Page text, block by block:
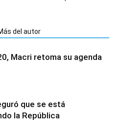
del autor
Macri retoma su agenda
que se está
la República